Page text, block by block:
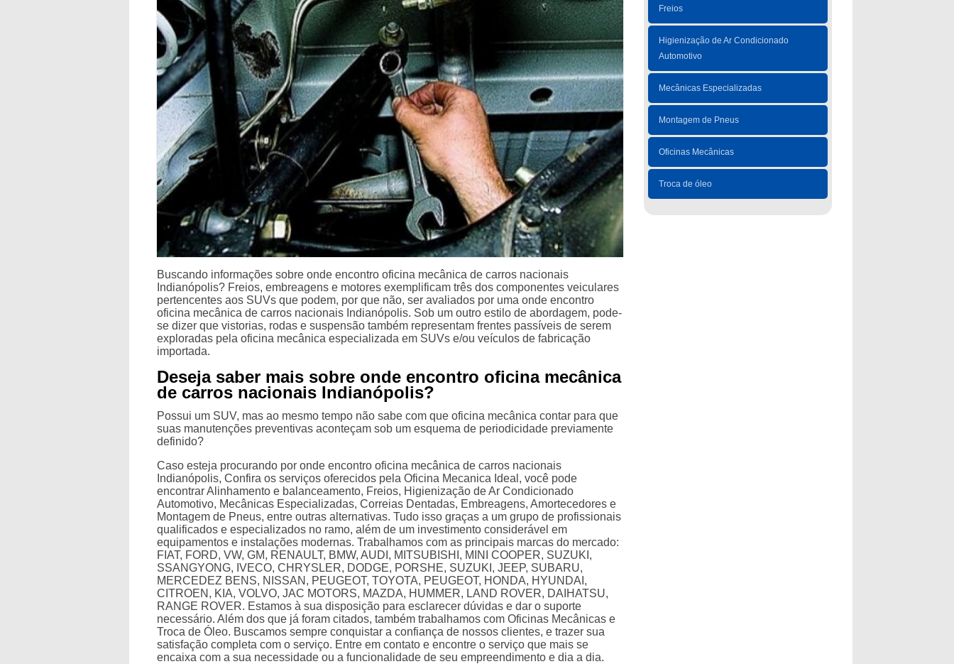
Freios
Higienização de Ar Condicionado
Automotivo
Mecânicas Especializadas
Montagem de Pneus
Oficinas Mecânicas
Troca de óleo
Buscando informações sobre onde encontro oficina mecânica de carros nacionais
Indianópolis? Freios, embreagens e motores exemplificam três dos componentes veiculares
pertencentes aos SUVs que podem, por que não, ser avaliados por uma onde encontro
oficina mecânica de carros nacionais Indianópolis. Sob um outro estilo de abordagem, pode-
se dizer que vistorias, rodas e suspensão também representam frentes passíveis de serem
exploradas pela oficina mecânica especializada em SUVs e/ou veículos de fabricação
importada.
Deseja saber mais sobre onde encontro oficina mecânica
de carros nacionais Indianópolis?
Possui um SUV, mas ao mesmo tempo não sabe com que oficina mecânica contar para que
suas manutenções preventivas aconteçam sob um esquema de periodicidade previamente
definido?
Caso esteja procurando por onde encontro oficina mecânica de carros nacionais
Indianópolis, Confira os serviços oferecidos pela Oficina Mecanica Ideal, você pode
encontrar Alinhamento e balanceamento, Freios, Higienização de Ar Condicionado
Automotivo, Mecânicas Especializadas, Correias Dentadas, Embreagens, Amortecedores e
Montagem de Pneus, entre outras alternativas. Tudo isso graças a um grupo de profissionais
qualificados e especializados no ramo, além de um investimento considerável em
equipamentos e instalações modernas. Trabalhamos com as principais marcas do mercado:
FIAT, FORD, VW, GM, RENAULT, BMW, AUDI, MITSUBISHI, MINI COOPER, SUZUKI,
SSANGYONG, IVECO, CHRYSLER, DODGE, PORSHE, SUZUKI, JEEP, SUBARU,
MERCEDEZ BENS, NISSAN, PEUGEOT, TOYOTA, PEUGEOT, HONDA, HYUNDAI,
CITROEN, KIA, VOLVO, JAC MOTORS, MAZDA, HUMMER, LAND ROVER, DAIHATSU,
RANGE ROVER. Estamos à sua disposição para esclarecer dúvidas e dar o suporte
necessário. Além dos que já foram citados, também trabalhamos com Oficinas Mecânicas e
Troca de Óleo. Buscamos sempre conquistar a confiança de nossos clientes, e trazer sua
satisfação completa com o serviço. Entre em contato e encontre o serviço que mais se
encaixa com a sua necessidade ou a funcionalidade de seu empreendimento e dia a dia.